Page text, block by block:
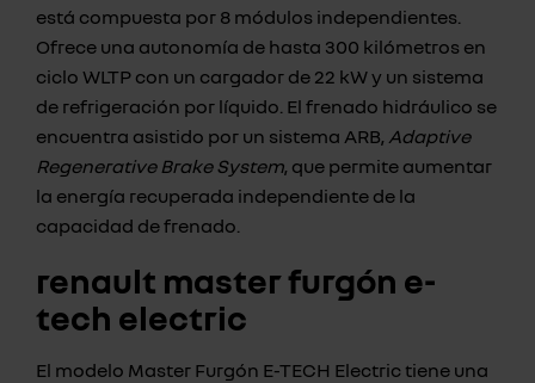
está compuesta por 8 módulos independientes.
Ofrece una autonomía de hasta 300 kilómetros en
ciclo WLTP con un cargador de 22 kW y un sistema
de refrigeración por líquido. El frenado hidráulico se
encuentra asistido por un sistema ARB, Adaptive
Regenerative Brake System, que permite aumentar
la energía recuperada independiente de la
capacidad de frenado.
renault master furgón e-
tech electric
El modelo Master Furgón E-TECH Electric tiene una